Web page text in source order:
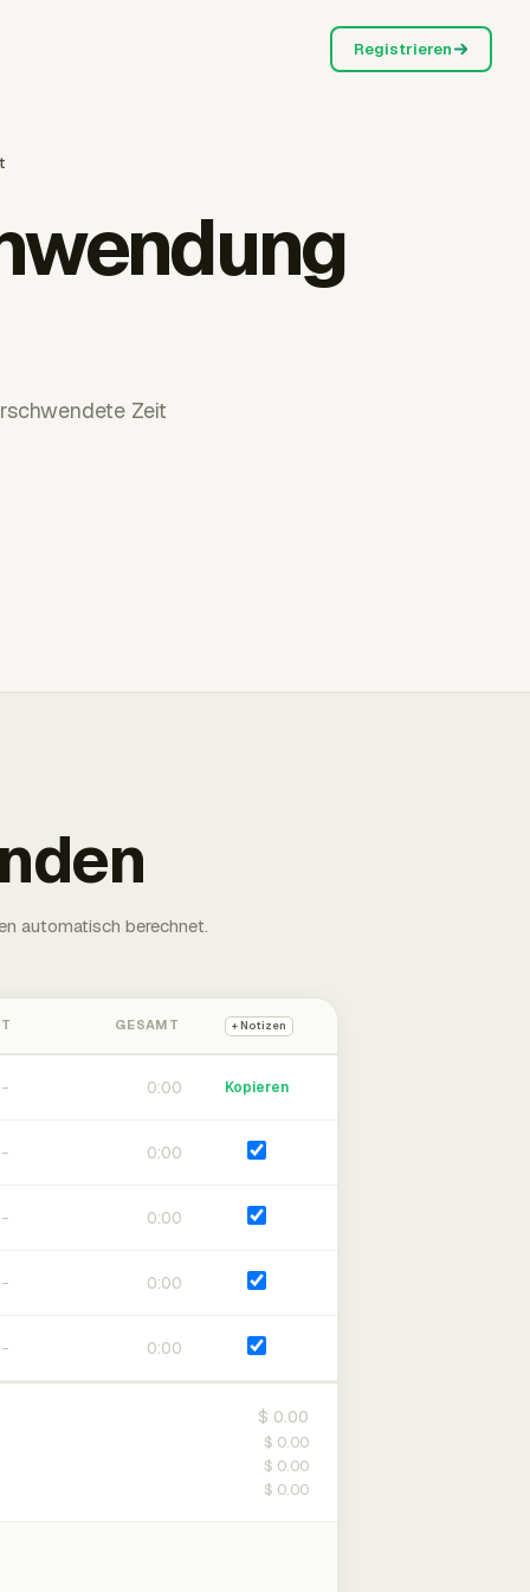
Registrieren
Zeit
automatisch berechnet.
GESAMT + Notizen
0:00 Kopieren
0:00
0:00
0:00
0:00
$ 0.00
$ 0.00
$ 0.00
$ 0.00